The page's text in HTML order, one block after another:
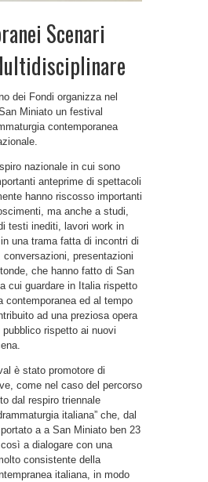
Scenari
dei Fondi organizza nel
Miniato un festival
contemporanea
nazionale in cui sono
anteprime di spettacoli
hanno riscosso importanti
ma anche a studi,
testi inediti, lavori work in
una trama fatta di incontri di
conversazioni, presentazioni
che hanno fatto di San
cui guardare in Italia rispetto
contemporanea ed al tempo
ad una preziosa opera
rispetto ai nuovi
è stato promotore di
come nel caso del percorso
dal respiro triennale
italiana” che, dal
a a San Miniato ben 23
a dialogare con una
consistente della
italiana, in modo